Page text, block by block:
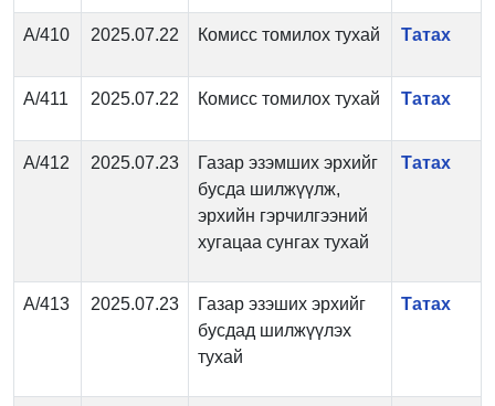
А/410 2025.07.22 Комисс томилох тухай Татах
А/411 2025.07.22 Комисс томилох тухай Татах
А/412 2025.07.23
Газар эзэмших эрхийг
бусда шилжүүлж,
эрхийн гэрчилгээний
хугацаа сунгах тухай
Татах
А/413 2025.07.23
Газар эзэших эрхийг
бусдад шилжүүлэх
тухай
Татах